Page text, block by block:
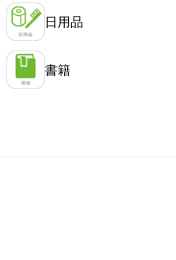
日用品
書籍